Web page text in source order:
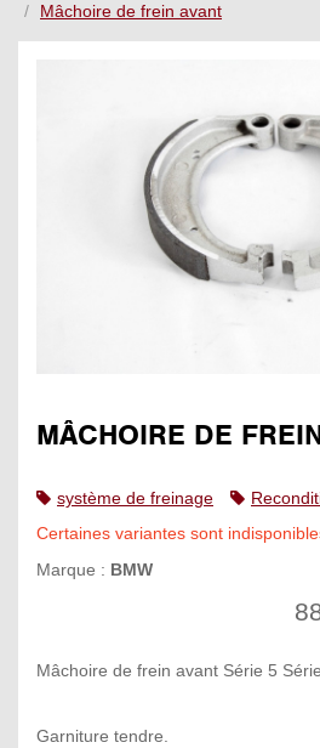
Mâchoire de frein avant
MÂCHOIRE DE
système de freinage
Certaines variantes sont
Marque : BMW
Mâchoire de frein avant Série 5
Garniture tendre.